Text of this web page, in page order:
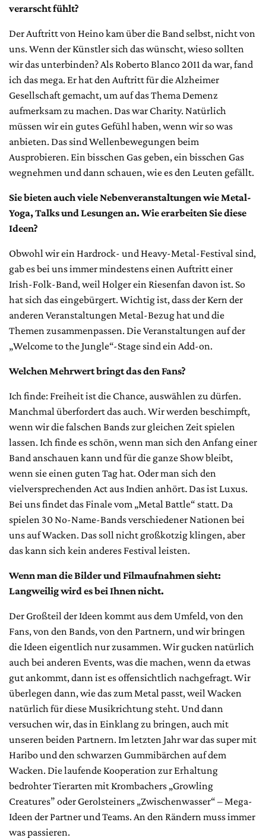
verarscht fühlt?
Der Auftritt von Heino kam über die Band selbst, nicht von
uns. Wenn der Künstler sich das wünscht, wieso sollten
wir das unterbinden? Als Roberto Blanco 2011 da war, fand
ich das mega. Er hat den Auftritt für die Alzheimer
Gesellschaft gemacht, um auf das Thema Demenz
aufmerksam zu machen. Das war Charity. Natürlich
müssen wir ein gutes Gefühl haben, wenn wir so was
anbieten. Das sind Wellenbewegungen beim
Ausprobieren. Ein bisschen Gas geben, ein bisschen Gas
wegnehmen und dann schauen, wie es den Leuten gefällt.
Sie bieten auch viele Neben­ver­anstal­tun­gen wie Metal-
Yoga, Talks und Lesungen an. Wie erarbeiten Sie diese
Ideen?
Obwohl wir ein Hardrock- und Heavy-Metal-Festival sind,
gab es bei uns immer mindestens einen Auftritt einer
Irish-Folk-Band, weil Holger ein Riesenfan davon ist. So
hat sich das eingebürgert. Wichtig ist, dass der Kern der
anderen Veranstaltungen Metal-Bezug hat und die
Themen zusammenpassen. Die Veranstaltungen auf der
„Welcome to the Jun­gle“-Stage sind ein Add-on.
Welchen Mehrwert bringt das den Fans?
Ich finde: Freiheit ist die Chance, auswählen zu dürfen.
Manchmal überfordert das auch. Wir werden beschimpft,
wenn wir die falschen Bands zur gleichen Zeit spielen
lassen. Ich finde es schön, wenn man sich den Anfang einer
Band anschauen kann und für die ganze Show bleibt,
wenn sie einen guten Tag hat. Oder man sich den
vielversprechenden Act aus Indien anhört. Das ist Luxus.
Bei uns findet das Finale vom „Metal Battle“ statt. Da
spielen 30 No-Name-Bands verschiedener Nationen bei
uns auf Wacken. Das soll nicht großkotzig klingen, aber
das kann sich kein anderes Festival leisten.
Wenn man die Bilder und Filmaufnahmen sieht:
Langweilig wird es bei Ihnen nicht.
Der Großteil der Ideen kommt aus dem Umfeld, von den
Fans, von den Bands, von den Partnern, und wir bringen
die Ideen eigentlich nur zusammen. Wir gucken natürlich
auch bei anderen Events, was die machen, wenn da etwas
gut ankommt, dann ist es offensichtlich nachgefragt. Wir
überlegen dann, wie das zum Metal passt, weil Wacken
natürlich für diese Musikrichtung steht. Und dann
versuchen wir, das in Einklang zu bringen, auch mit
unseren beiden Partnern. Im letzten Jahr war das super mit
Haribo und den schwarzen Gummibärchen auf dem
Wacken. Die laufende Kooperation zur Erhaltung
bedrohter Tierarten mit Krombachers „Growling
Creatures” oder Gerolsteiners „Zwischenwasser“ – Mega-
Ideen der Partner und Teams. An den Rändern muss immer
was passieren.